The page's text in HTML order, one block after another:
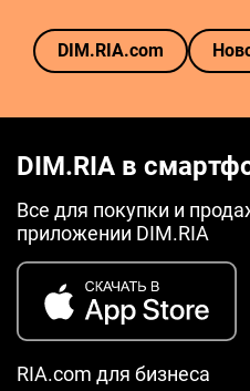
DIM.RIA.com
DIM.RIA в
Все для покупки и
приложении DIM.RIA
RIA.com для бизнеса